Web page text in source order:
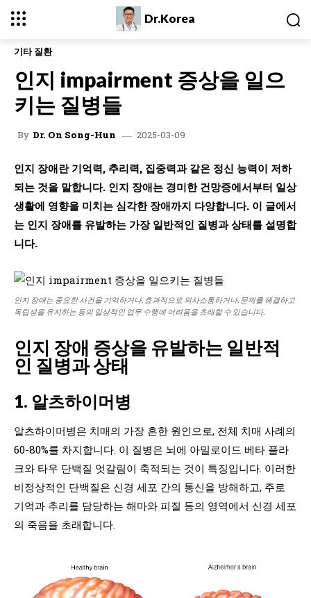
Dr.Korea
기타 질환
인지 impairment 증상을 일으
키는 질병들
By Dr. On Song-Hun 2025-03-09
인지 장애란 기억력, 추리력, 집중력과 같은 정신 능력이 저하
되는 것을 말합니다. 인지 장애는 경미한 건망증에서부터 일상
생활에 영향을 미치는 심각한 장애까지 다양합니다. 이 글에서
는 인지 장애를 유발하는 가장 일반적인 질병과 상태를 설명합
니다.
인지 장애는 중요한 사건을 기억하거나, 효과적으로 의사소통하거나, 문제를 해결하고
독립성을 유지하는 등의 일상적인 업무 수행에 어려움을 초래할 수 있습니다.
인지 장애 증상을 유발하는 일반적
인 질병과 상태
1. 알츠하이머병
알츠하이머병은 치매의 가장 흔한 원인으로, 전체 치매 사례의
60-80%를 차지합니다. 이 질병은 뇌에 아밀로이드 베타 플라
크와 타우 단백질 엇갈림이 축적되는 것이 특징입니다. 이러한
비정상적인 단백질은 신경 세포 간의 통신을 방해하고, 주로
기억과 추리를 담당하는 해마와 피질 등의 영역에서 신경 세포
의 죽음을 초래합니다.